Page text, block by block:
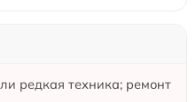
редкая техника; ремонт